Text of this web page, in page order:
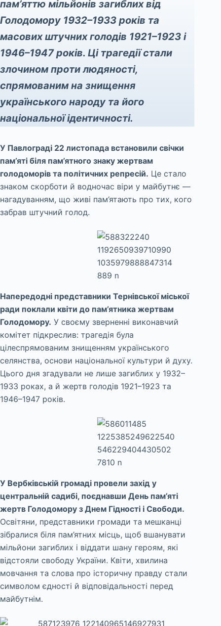
пам’яттю мільйонів загиблих від
Голодомору 1932–1933 років та
масових штучних голодів 1921–1923 і
1946–1947 років. Ці трагедії стали
злочином проти людяності,
спрямованим на знищення
українського народу та його
національної ідентичності.
У Павлограді 22 листопада встановили свічки
пам’яті біля пам’ятного знаку жертвам
голодоморів та політичних репресій. Це стало
знаком скорботи й водночас віри у майбутнє —
нагадуванням, що живі пам’ятають про тих, кого
забрав штучний голод.
Напередодні представники Тернівської міської
ради поклали квіти до пам’ятника жертвам
Голодомору. У своєму зверненні виконавчий
комітет підкреслив: трагедія була
цілеспрямованим знищенням українського
селянства, основи національної культури й духу.
Цього дня згадували не лише загиблих у 1932–
1933 роках, а й жертв голодів 1921–1923 та
1946–1947 років.
У Вербківській громаді провели захід у
центральній садибі, поєднавши День пам’яті
жертв Голодомору з Днем Гідності і Свободи.
Освітяни, представники громади та мешканці
зібралися біля пам’ятних місць, щоб вшанувати
мільйони загиблих і віддати шану героям, які
відстояли свободу України. Квіти, хвилина
мовчання та слова про історичну правду стали
символом єдності й відповідальності перед
майбутнім.